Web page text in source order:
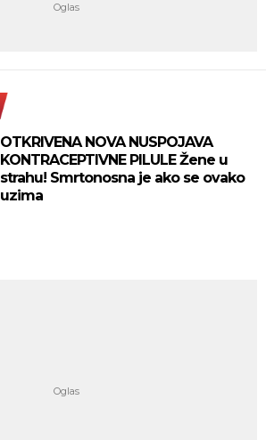
OTKRIVENA NOVA NUSPOJAVA
KONTRACEPTIVNE PILULE Žene u
strahu! Smrtonosna je ako se ovako
uzima